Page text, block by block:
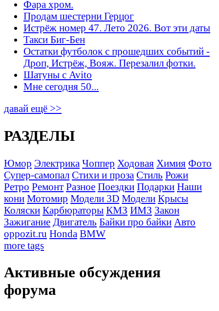
Фара хром.
Продам шестерни Герцог
Истрёж номер 47. Лето 2026. Вот эти даты
Такси Биг-Бен
Остатки футболок с прошедших событий -
Дроп, Истрёж, Вояж. Перезалил фотки.
Шатуны с Avito
Мне сегодня 50...
давай ещё >>
РАЗДЕЛЫ
Юмор Электрика Чоппер Ходовая Химия Фото
Супер-самопал Стихи и проза Стиль Рожи
Ретро Ремонт Разное Поездки Подарки Наши
кони Мотомир Модели 3D Модели Крысы
Коляски Карбюраторы КМЗ ИМЗ Закон
Зажигание Двигатель Байки про байки Авто
oppozit.ru Honda BMW
more tags
Активные обсуждения
форума